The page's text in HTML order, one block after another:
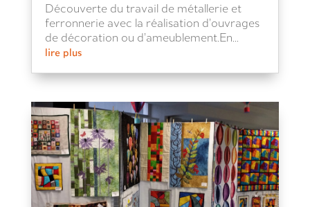
Découverte du travail de métallerie et
ferronnerie avec la réalisation d’ouvrages
de décoration ou d’ameublement.En...
lire plus